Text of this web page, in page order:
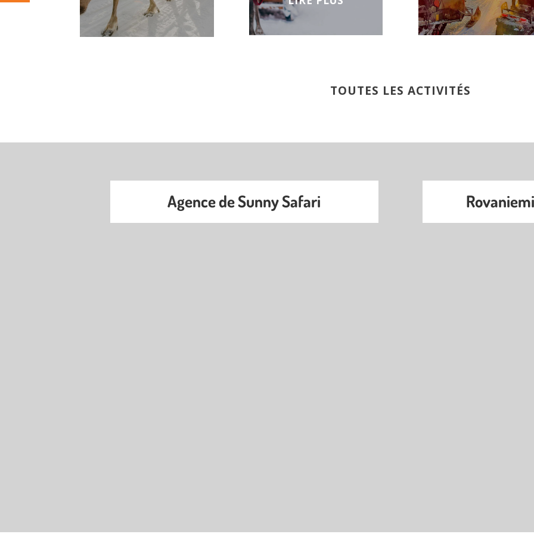
TOUTES LES ACTIVITÉS
Agence de Sunny Safari